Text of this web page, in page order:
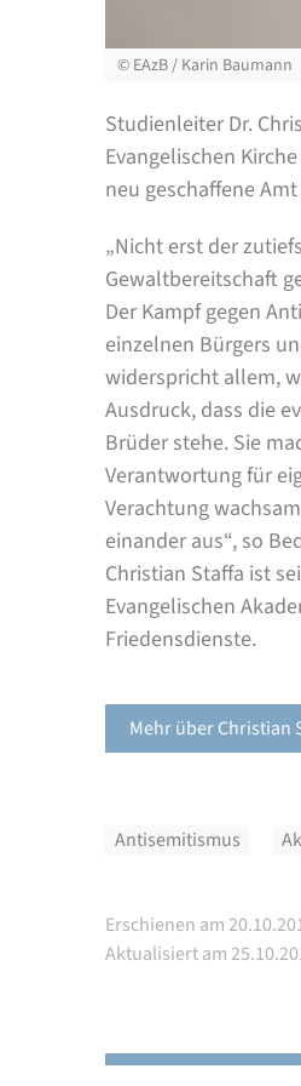
© EAzB / Karin Baumann
Studienleiter Dr.
Evangelischen
neu geschaffene
„Nicht erst der
Gewaltbereitschaft
Der Kampf gegen
einzelnen Bürgers
widerspricht allem,
Ausdruck, dass die
Brüder stehe. Sie
Verantwortung für
Verachtung
einander aus“, so
Christian Staffa ist
Evangelischen
Friedensdienste.
Mehr über Christian
Antisemitismus
Erschienen am
Aktualisiert am